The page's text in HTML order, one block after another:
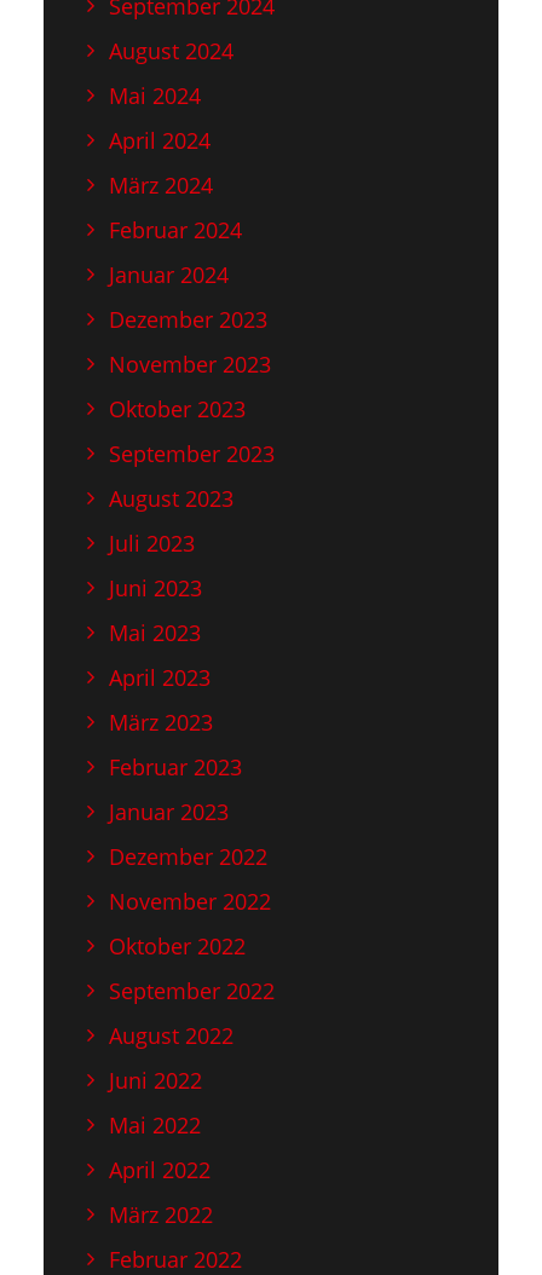
September 2024
August 2024
Mai 2024
April 2024
März 2024
Februar 2024
Januar 2024
Dezember 2023
November 2023
Oktober 2023
September 2023
August 2023
Juli 2023
Juni 2023
Mai 2023
April 2023
März 2023
Februar 2023
Januar 2023
Dezember 2022
November 2022
Oktober 2022
September 2022
August 2022
Juni 2022
Mai 2022
April 2022
März 2022
Februar 2022